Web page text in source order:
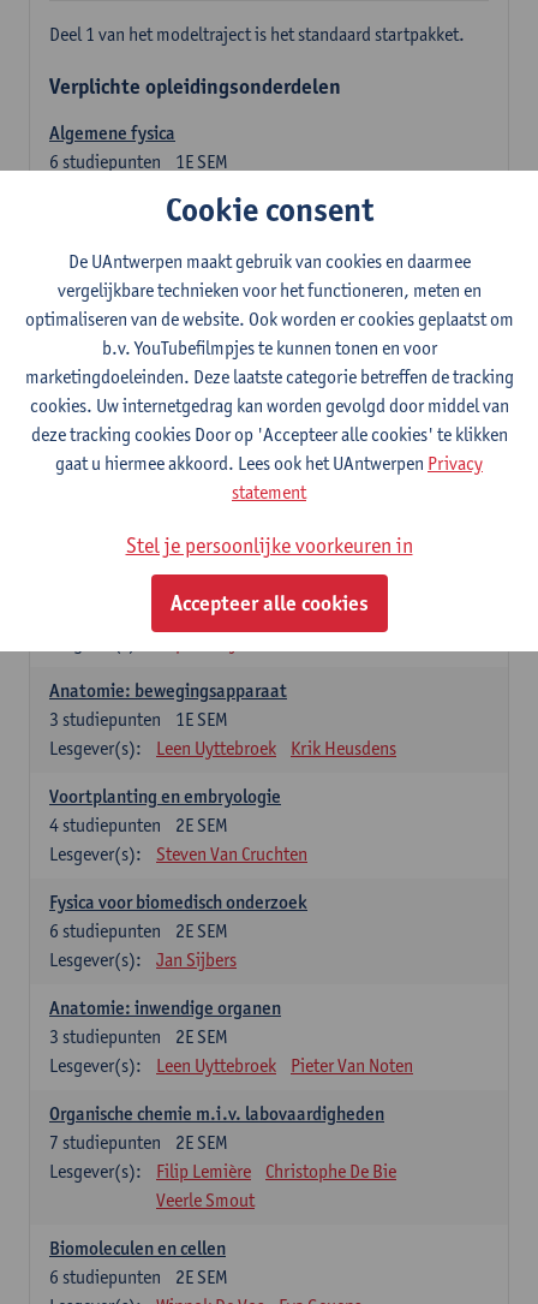
Deel 1 van het modeltraject is het standaard startpakket.
Verplichte opleidingsonderdelen
Algemene fysica
1E SEM
6 studiepunten
1E SEM
studiepunten
Lesgever(s):
Jan Sijbers
Algemene chemie m.i.v. labovaardigheden
1E SEM
7studiepunten
Lesgever(s):
Frank Blockhuys Christophe De Bie
Studium generale in de biomedische wetenschappen deel
1: onderzoek in de levenswetenschappen
Lesgever(s):
Anja Verhulst Sebastiaan De Schepper
1E SEM
Anatomie: bewegingsapparaat
1E SEM
3 studiepunten
Lesgever(s):
Leen Uyttebroek Krik Heusdens
Voortplanting en embryologie
2E SEM
4studiepunten
Lesgever(s):
Steven Van Cruchten
Fysica voor biomedisch onderzoek
2E SEM
6 studiepunten
Lesgever(s):
Jan Sijbers
Anatomie: inwendige organen
2E SEM
3 studiepunten
Lesgever(s):
Leen Uyttebroek Pieter Van Noten
Organische chemie m.i.v. labovaardigheden
2E SEM
7 studiepunten
Lesgever(s):
Filip Lemière
Christophe De Bie
Veerle Smout
Biomoleculen en cellen
2E SEM
6 studiepunten
Cookie consent
De UAntwerpen maakt gebruik van cookies en daarmee
vergelijkbare technieken voor het functioneren, meten en
optimaliseren van de website. Ook worden er cookies geplaatst om
b.v. YouTubefilmpjes te kunnen tonen en voor
marketingdoeleinden. Deze laatste categorie betreffen de tracking
cookies. Uw internetgedrag kan worden gevolgd door middel van
deze tracking cookies Door op 'Accepteer alle cookies' te klikken
gaat u hiermee akkoord. Lees ook het UAntwerpen Privacy
statement
Stel je persoonlijke voorkeuren in
Accepteer alle cookies